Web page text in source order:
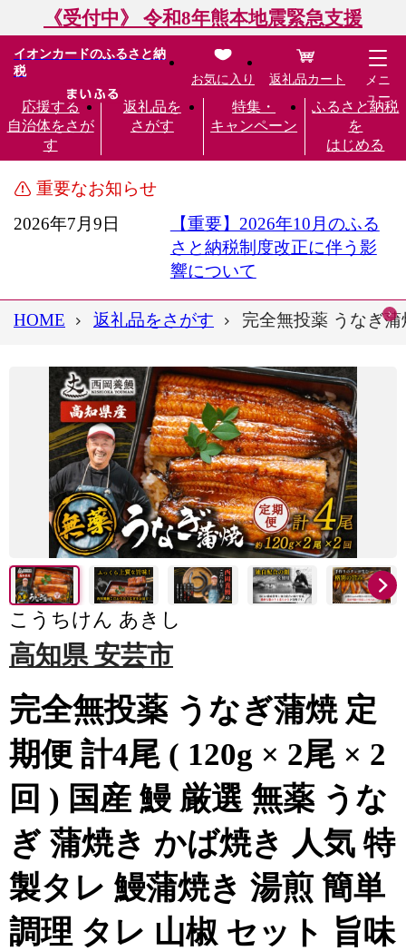
《受付中》 令和8年熊本地震緊急支援
イオンカードのふるさと納
税
応援する
自治体をさが
す
返礼品を
さがす
特集・
キャンペーン
ふるさと納税
を
はじめる
お気に入り 返礼品カート
メニ
ュー
重要なお知らせ
2026年7月9日
【重要】2026年10月のふる
さと納税制度改正に伴う影
響について
HOME 返礼品をさがす 完全無投薬 うなぎ
こうちけん あきし
高知県 安芸市
完全無投薬 うなぎ蒲焼 定
期便 計4尾 ( 120g × 2尾 × 2
回 ) 国産 鰻 厳選 無薬 うな
ぎ 蒲焼き かば焼き 人気 特
製タレ 鰻蒲焼き 湯煎 簡単
調理 タレ 山椒 セット 旨味